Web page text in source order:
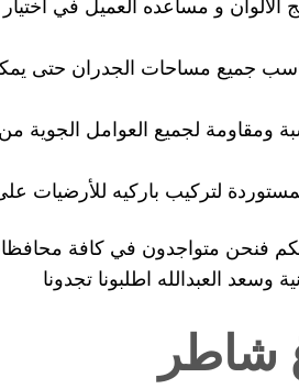
و مساعده العميل في اختيار
جميع مساحات الجدران حتى
ومقاومة لجميع العوامل الجوية
لتركيب باركيه للأرضيات
فنحن متواجدون في كافة
وسعد العبدالله اطلبونا تجدونا
شاطر